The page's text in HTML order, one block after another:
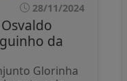
28/11/2024
da
Glorinha